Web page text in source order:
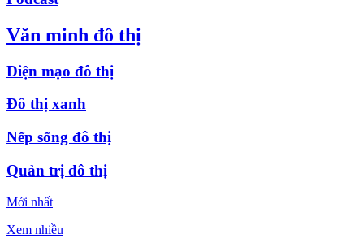
Văn minh đô thị
Diện mạo đô thị
Đô thị xanh
Nếp sống đô thị
Quản trị đô thị
Mới nhất
Xem nhiều